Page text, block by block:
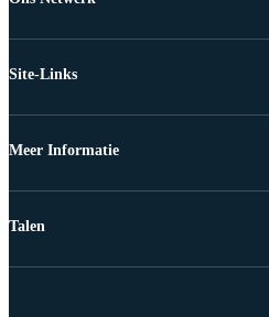
Site-Links
Meer Informatie
Talen